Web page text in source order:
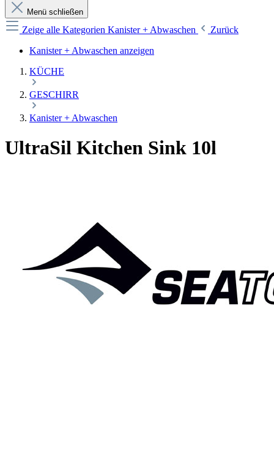
Menü schließen
Zeige alle Kategorien Kanister + Abwaschen
Zurück
Kanister + Abwaschen anzeigen
KÜCHE
GESCHIRR
Kanister + Abwaschen
UltraSil Kitchen Sink 10l